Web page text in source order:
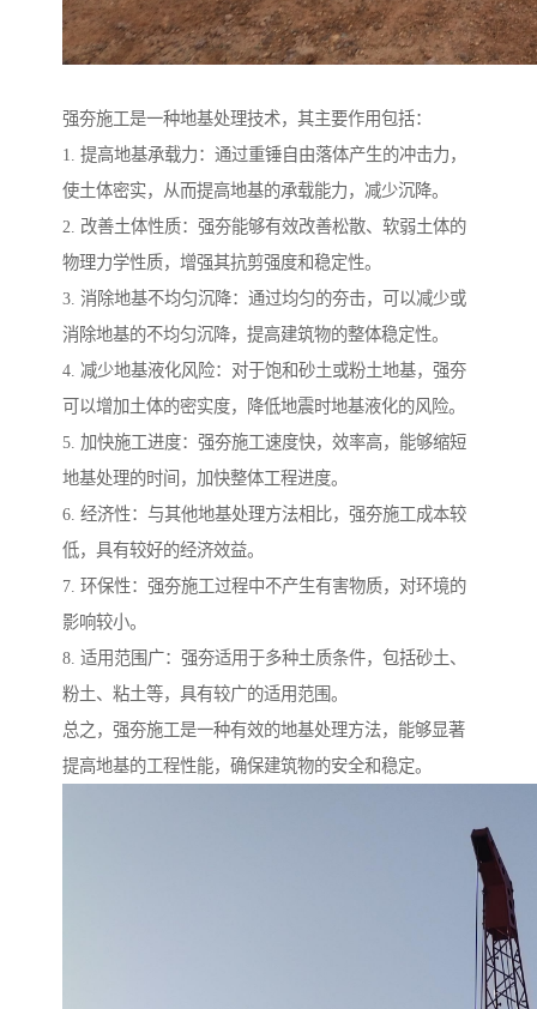
强夯施工是一种地基处理技术，其主要作用包括：
1. 提高地基承载力：通过重锤自由落体产生的冲击力，
使土体密实，从而提高地基的承载能力，减少沉降。
2. 改善土体性质：强夯能够有效改善松散、软弱土体的
物理力学性质，增强其抗剪强度和稳定性。
3. 消除地基不均匀沉降：通过均匀的夯击，可以减少或
消除地基的不均匀沉降，提高建筑物的整体稳定性。
4. 减少地基液化风险：对于饱和砂土或粉土地基，强夯
可以增加土体的密实度，降低地震时地基液化的风险。
5. 加快施工进度：强夯施工速度快，效率高，能够缩短
地基处理的时间，加快整体工程进度。
6. 经济性：与其他地基处理方法相比，强夯施工成本较
低，具有较好的经济效益。
7. 环保性：强夯施工过程中不产生有害物质，对环境的
影响较小。
8. 适用范围广：强夯适用于多种土质条件，包括砂土、
粉土、粘土等，具有较广的适用范围。
总之，强夯施工是一种有效的地基处理方法，能够显著
提高地基的工程性能，确保建筑物的安全和稳定。